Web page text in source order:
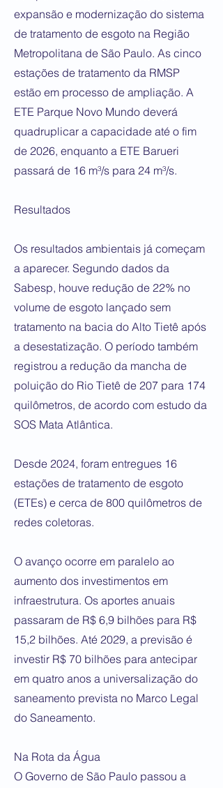
expansão e modernização do sistema
de tratamento de esgoto na Região
Metropolitana de São Paulo. As cinco
estações de tratamento da RMSP
estão em processo de ampliação. A
ETE Parque Novo Mundo deverá
quadruplicar a capacidade até o fim
de 2026, enquanto a ETE Barueri
passará de 16 m³/s para 24 m³/s.
Resultados
Os resultados ambientais já começam
a aparecer. Segundo dados da
Sabesp, houve redução de 22% no
volume de esgoto lançado sem
tratamento na bacia do Alto Tietê após
a desestatização. O período também
registrou a redução da mancha de
poluição do Rio Tietê de 207 para 174
quilômetros, de acordo com estudo da
SOS Mata Atlântica.
Desde 2024, foram entregues 16
estações de tratamento de esgoto
(ETEs) e cerca de 800 quilômetros de
redes coletoras.
O avanço ocorre em paralelo ao
aumento dos investimentos em
infraestrutura. Os aportes anuais
passaram de R$ 6,9 bilhões para R$
15,2 bilhões. Até 2029, a previsão é
investir R$ 70 bilhões para antecipar
em quatro anos a universalização do
saneamento prevista no Marco Legal
do Saneamento.
Na Rota da Água
O Governo de São Paulo passou a